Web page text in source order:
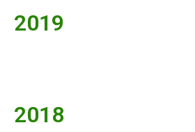
2019
2018